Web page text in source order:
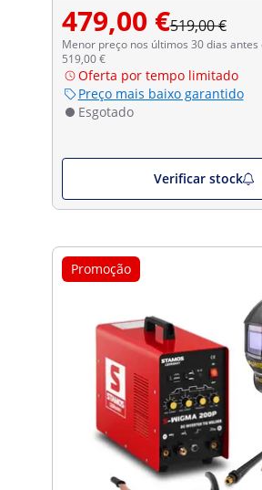
479,00 €519,00 €
Menor preço nos últimos 30 dias antes
519,00 €
Oferta por tempo limitado
Preço mais baixo garantido
Esgotado
Verificar stock
Promoção